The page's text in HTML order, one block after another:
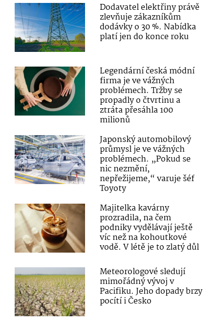
Dodavatel elektřiny právě
zlevňuje zákazníkům
dodávky o 30 %. Nabídka
platí jen do konce roku
Legendární česká módní
firma je ve vážných
problémech. Tržby se
propadly o čtvrtinu a
ztráta přesáhla 100
milionů
Japonský automobilový
průmysl je ve vážných
problémech. „Pokud se
nic nezmění,
nepřežijeme,“ varuje šéf
Toyoty
Majitelka kavárny
prozradila, na čem
podniky vydělávají ještě
víc než na kohoutkové
vodě. V létě je to zlatý důl
Meteorologové sledují
mimořádný vývoj v
Pacifiku. Jeho dopady brzy
pocítí i Česko